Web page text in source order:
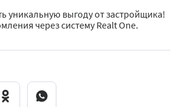
уникальную выгоду от застройщика!
через систему Realt One.